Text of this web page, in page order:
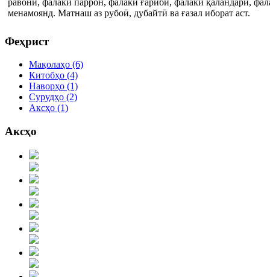
равонӣ, фалаки паррон, фалаки ғарибӣ, фалаки қаландарӣ,
менамоянд. Матнаш аз рубоӣ, дубайтӣ ва ғазал иборат аст.
Феҳрист
Мақолаҳо (6)
Китобҳо (4)
Наворҳо (1)
Сурудҳо (2)
Аксҳо (1)
Аксҳо